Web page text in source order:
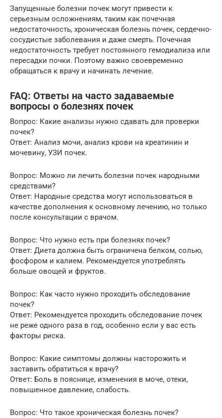
Запущенные болезни почек могут привести к
серьезным осложнениям, таким как почечная
недостаточность, хроническая болезнь почек, сердечно-
сосудистые заболевания и даже смерть. Почечная
недостаточность требует постоянного гемодиализа или
пересадки почки. Поэтому важно своевременно
обращаться к врачу и начинать лечение.
FAQ: Ответы на часто задаваемые
вопросы о болезнях почек
Вопрос: Какие анализы нужно сдавать для проверки
почек?
Ответ: Анализ мочи, анализ крови на креатинин и
мочевину, УЗИ почек.
Вопрос: Можно ли лечить болезни почек народными
средствами?
Ответ: Народные средства могут использоваться в
качестве дополнения к основному лечению, но только
после консультации с врачом.
Вопрос: Что нужно есть при болезнях почек?
Ответ: Диета должна быть ограничена белком, солью,
фосфором и калием. Рекомендуется употреблять
больше овощей и фруктов.
Вопрос: Как часто нужно проходить обследование
почек?
Ответ: Рекомендуется проходить обследование почек
не реже одного раза в год, особенно если у вас есть
факторы риска.
Вопрос: Какие симптомы должны насторожить и
заставить обратиться к врачу?
Ответ: Боль в пояснице, изменения в моче, отеки,
повышенное давление, слабость.
Вопрос: Что такое хроническая болезнь почек?